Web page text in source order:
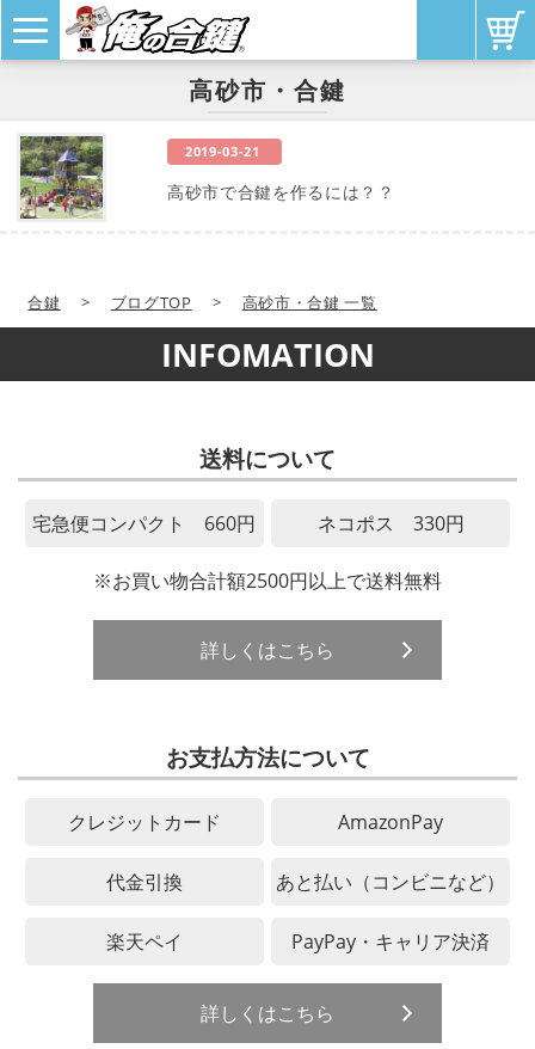
高砂市・合鍵
2019-03-21
高砂市で合鍵を作るには？？
合鍵 > ブログTOP > 高砂市・合鍵 一覧
INFOMATION
送料について
宅急便コンパクト 660円 ネコポス 330円
※お買い物合計額2500円以上で送料無料
詳しくはこちら
お支払方法について
クレジットカード AmazonPay
代金引換 あと払い（コンビニなど）
楽天ペイ PayPay・キャリア決済
詳しくはこちら